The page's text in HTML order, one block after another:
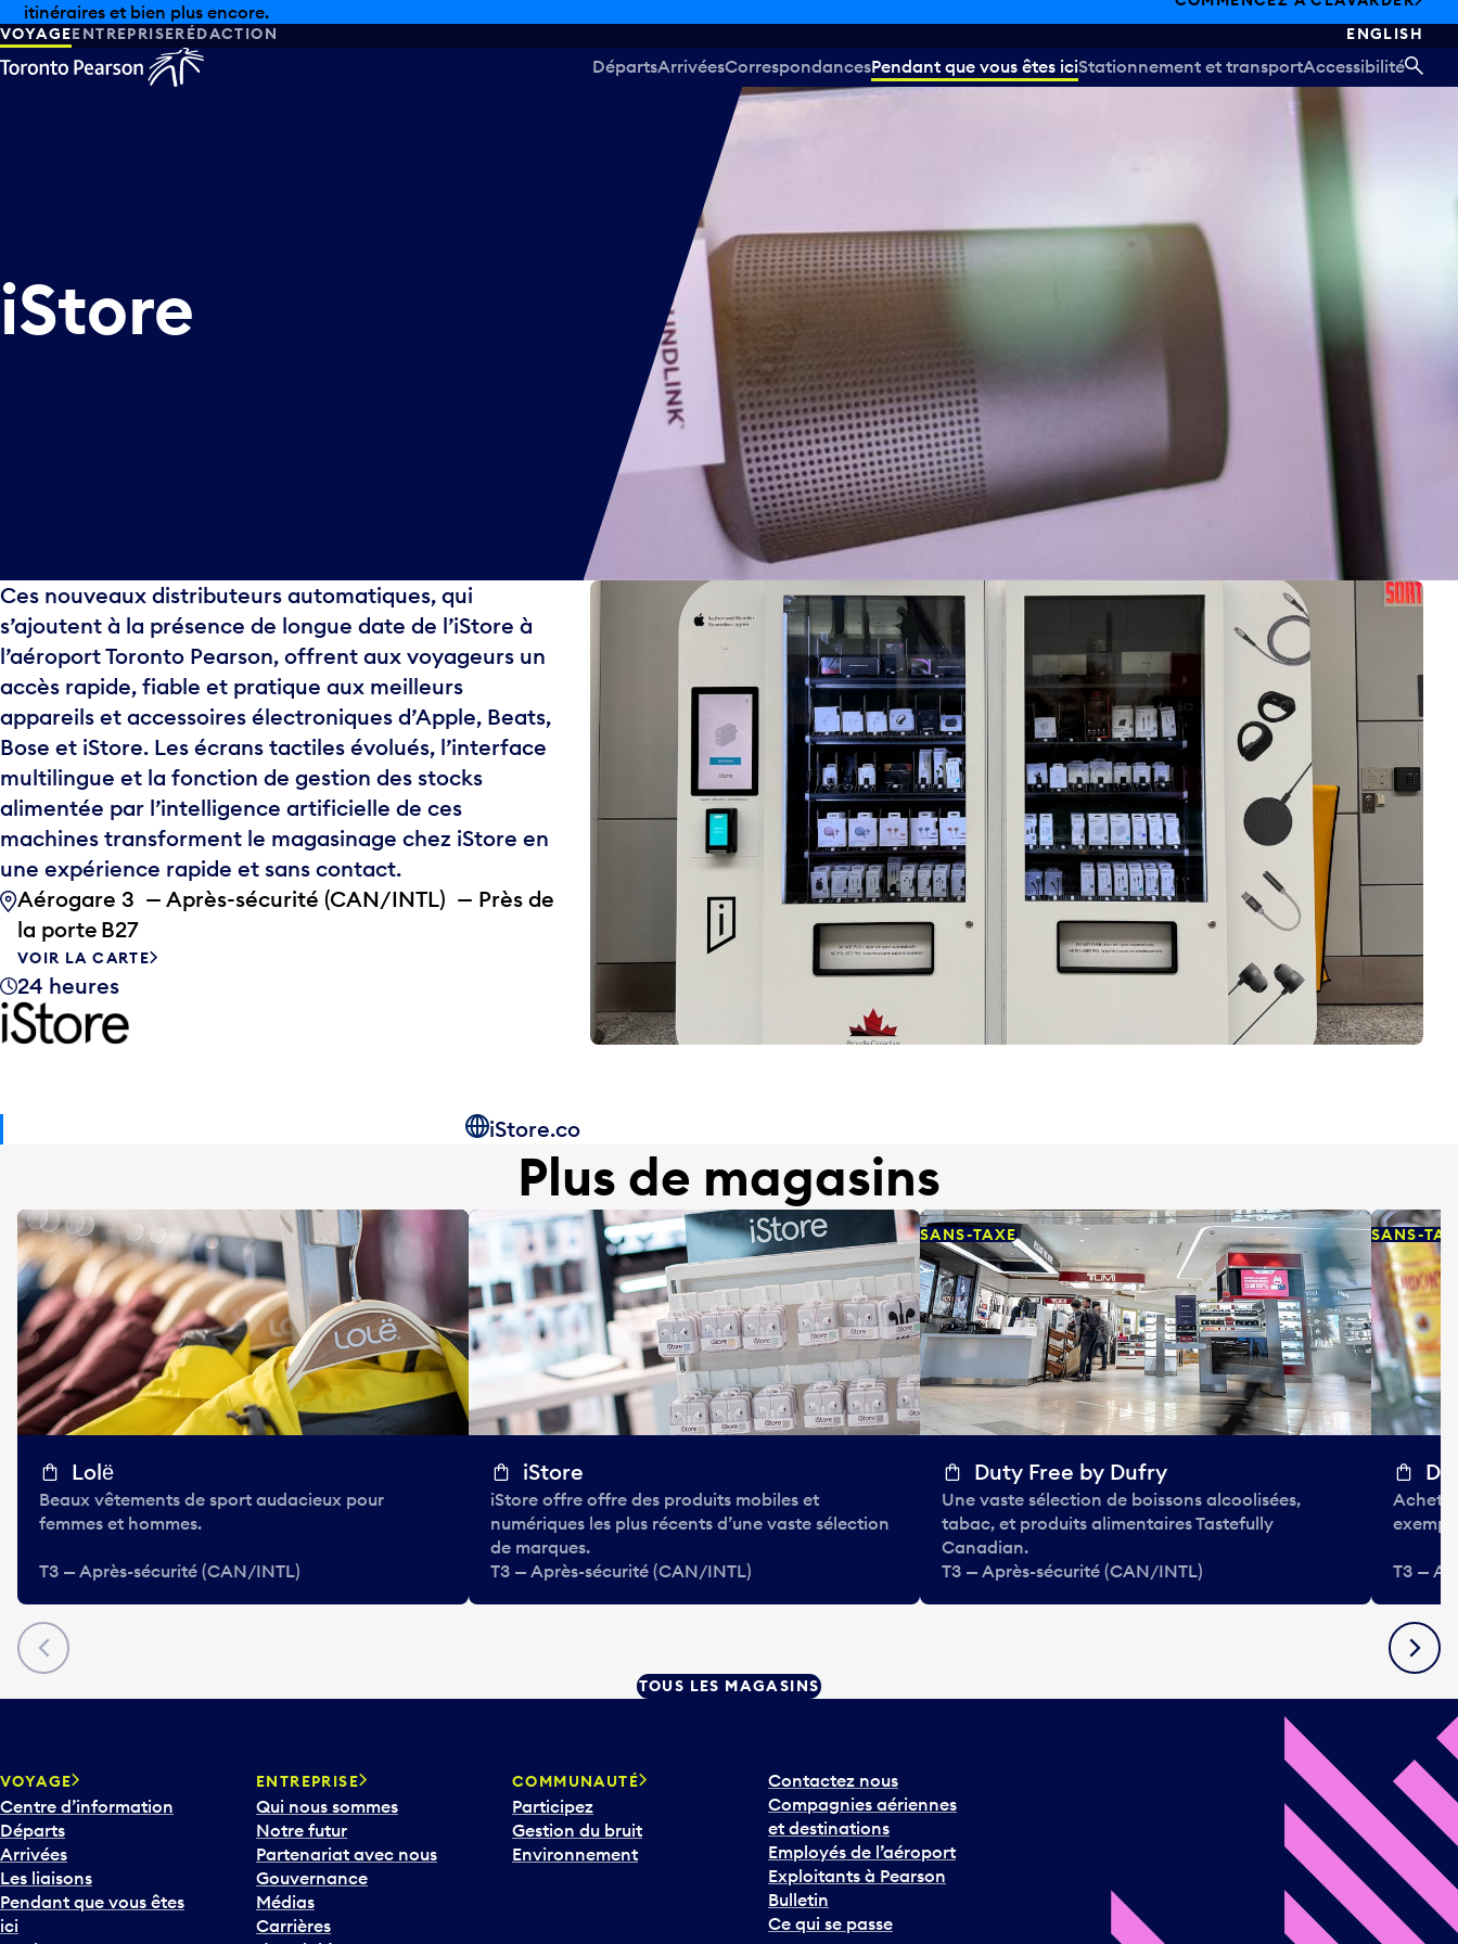
itinéraires et bien plus encore.
VOYAGEENTREPRISERÉDACTION ENGLISH
DépartsArrivéesCorrespondancesPendant que vous êtes iciStationnement et transportAccessibilité
iStore
Ces nouveaux distributeurs automatiques, qui
s’ajoutent à la présence de longue date de l’iStore à
l’aéroport Toronto Pearson, offrent aux voyageurs un
accès rapide, fiable et pratique aux meilleurs
appareils et accessoires électroniques d’Apple, Beats,
Bose et iStore. Les écrans tactiles évolués, l’interface
multilingue et la fonction de gestion des stocks
alimentée par l’intelligence artificielle de ces
machines transforment le magasinage chez iStore en
une expérience rapide et sans contact.
Aérogare 3 — Après-sécurité (CAN/INTL) — Près de
la porte B27
VOIR LA CARTE
24 heures
iStore.co
Plus de magasins
Précédent
Lolё
Beaux vêtements de sport audacieux pour
femmes et hommes.
T3 — Après-sécurité (CAN/INTL)
iStore
iStore offre offre des produits mobiles et
numériques les plus récents d’une vaste sélection
de marques.
T3 — Après-sécurité (CAN/INTL)
SANS-TAXE
Duty Free by Dufry
Une vaste sélection de boissons alcoolisées,
tabac, et produits alimentaires Tastefully
Canadian.
T3 — Après-sécurité (CAN/INTL)
SANS-
T3 —
TOUS LES MAGASINS
VOYAGE
Centre d’information
Départs
Arrivées
Les liaisons
Pendant que vous êtes
ici
ENTREPRISE
Qui nous sommes
Notre futur
Partenariat avec nous
Gouvernance
Médias
Carrières
COMMUNAUTÉ
Participez
Gestion du bruit
Environnement
Contactez nous
Compagnies aériennes
et destinations
Employés de l’aéroport
Exploitants à Pearson
Bulletin
Ce qui se passe